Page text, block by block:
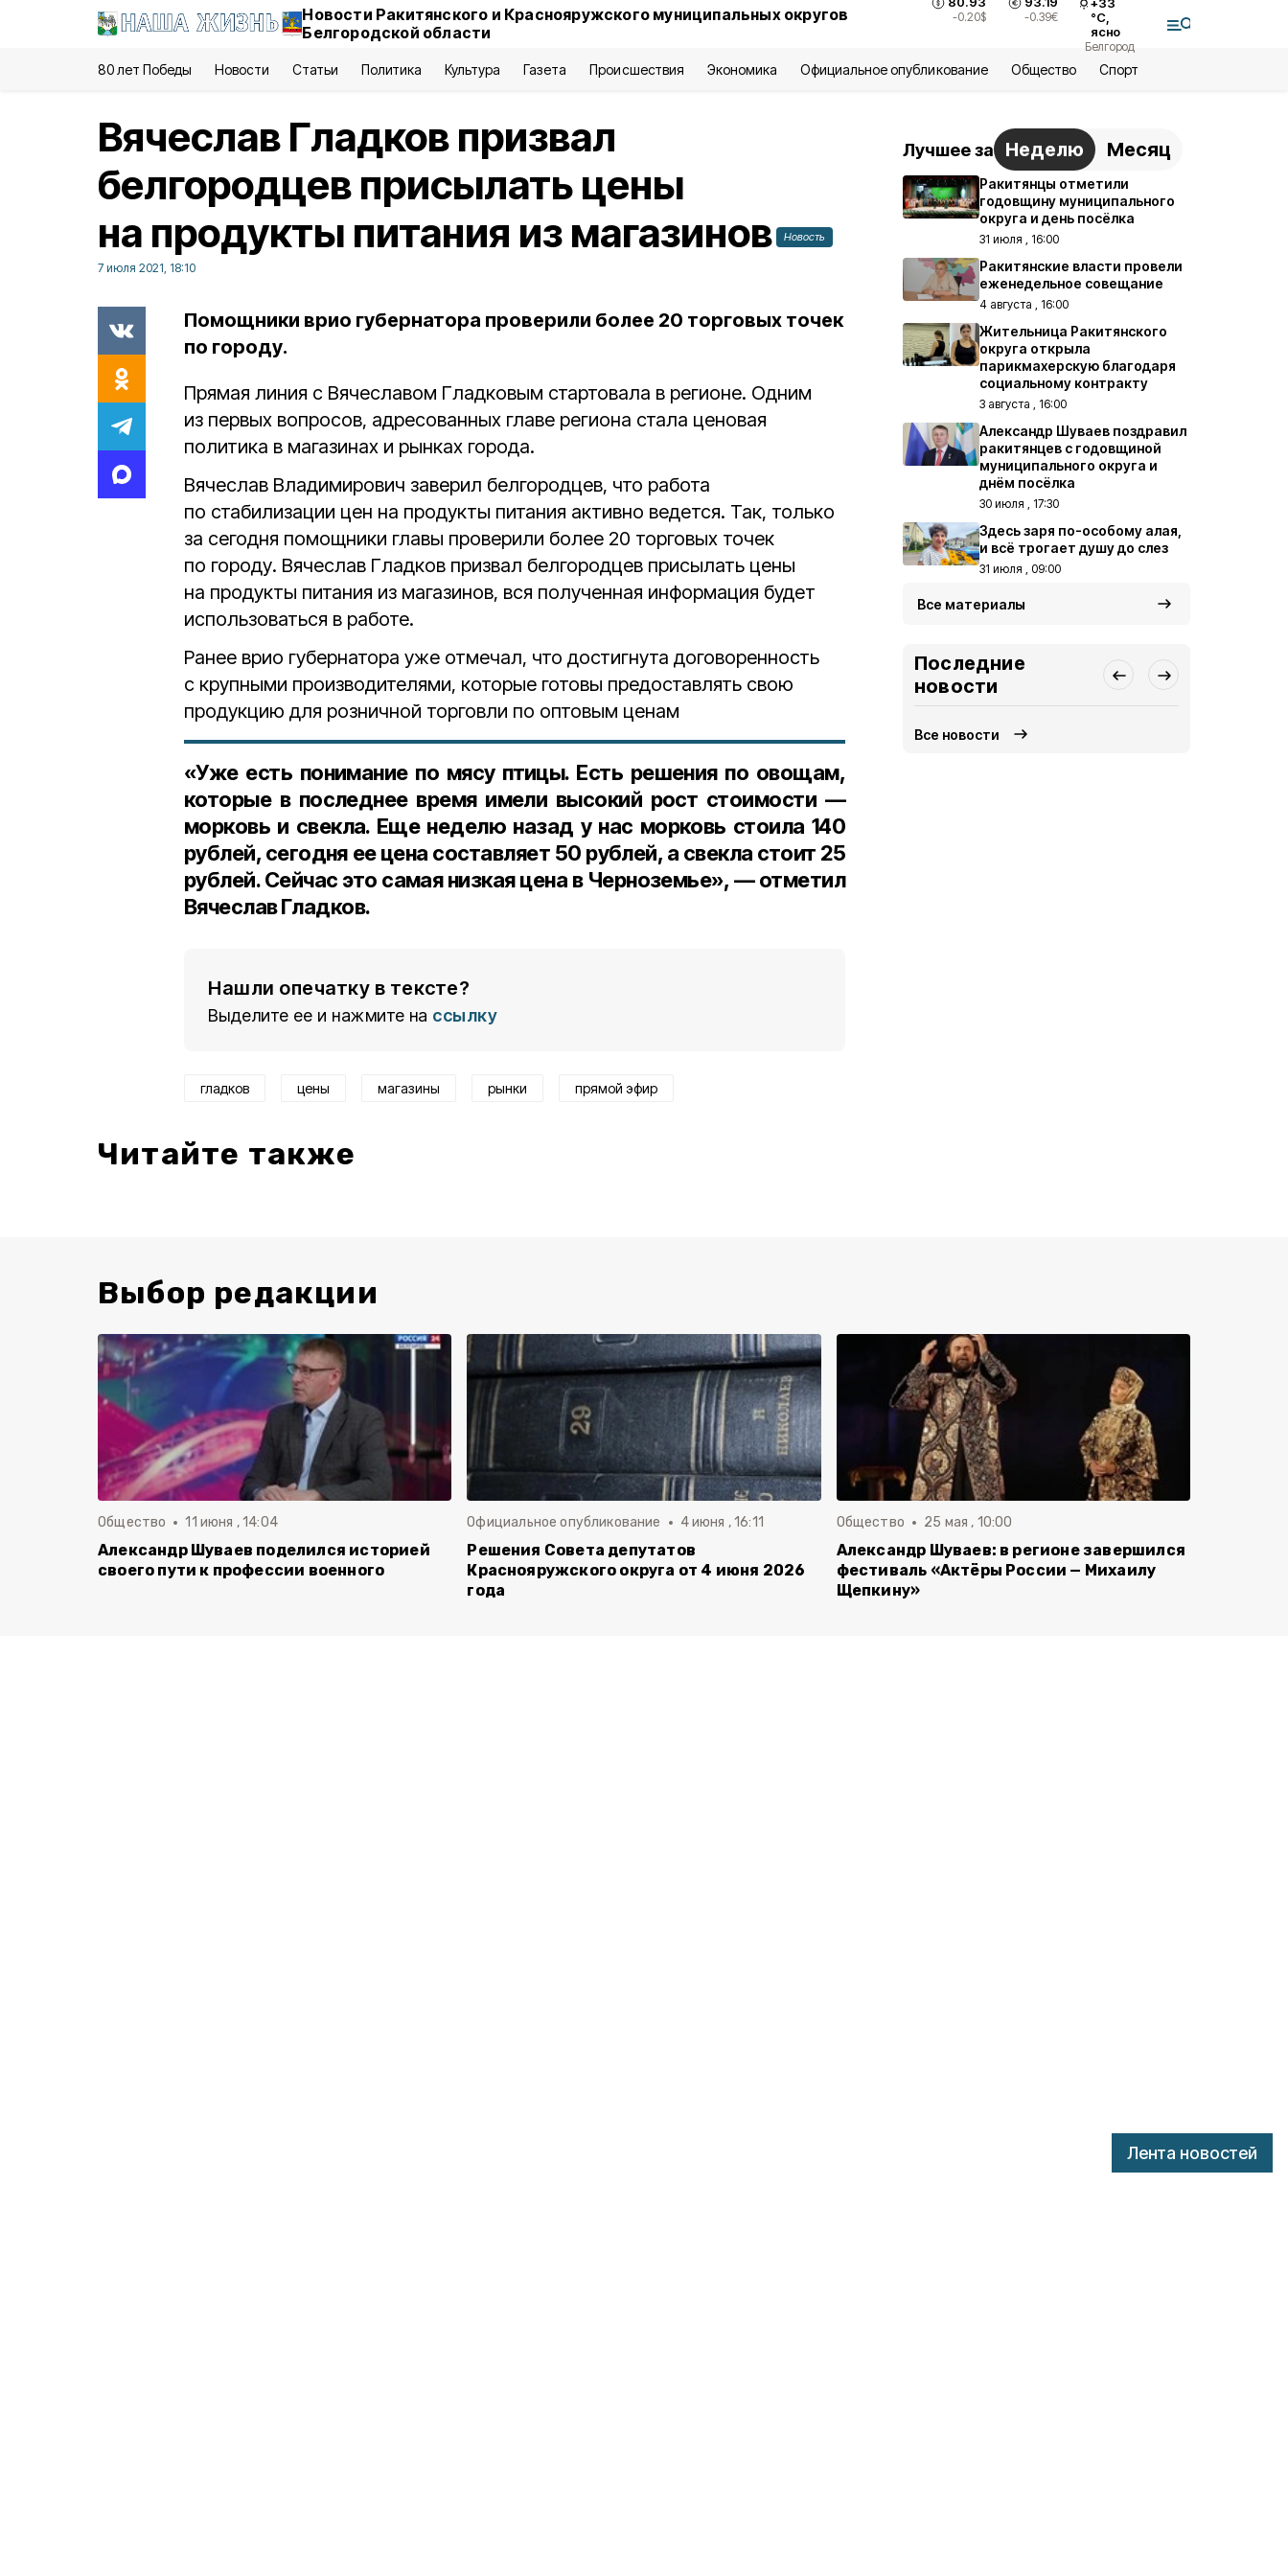
Новости Ракитянского и Краснояружского муниципальных округов
Белгородской области
-0.20$ -0.39€
°С,
ясно
Белгород
80 лет Победы Новости Статьи Политика Культура Газета Происшествия Экономика Официальное опубликование Общество Спорт
Лента новостей
Вячеслав Гладков призвал
белгородцев присылать цены
на продукты питания из магазинов
Новость
7 июля 2021, 18:10
Помощники врио губернатора проверили более 20 торговых точек
по городу.
Прямая линия с Вячеславом Гладковым стартовала в регионе. Одним
из первых вопросов, адресованных главе региона стала ценовая
политика в магазинах и рынках города.
Вячеслав Владимирович заверил белгородцев, что работа
по стабилизации цен на продукты питания активно ведется. Так, только
за сегодня помощники главы проверили более 20 торговых точек
по городу. Вячеслав Гладков призвал белгородцев присылать цены
на продукты питания из магазинов, вся полученная информация будет
использоваться в работе.
Ранее врио губернатора уже отмечал, что достигнута договоренность
с крупными производителями, которые готовы предоставлять свою
продукцию для розничной торговли по оптовым ценам
«Уже есть понимание по мясу птицы. Есть решения по овощам,
которые в последнее время имели высокий рост стоимости —
морковь и свекла. Еще неделю назад у нас морковь стоила 140
рублей, сегодня ее цена составляет 50 рублей, а свекла стоит 25
рублей. Сейчас это самая низкая цена в Черноземье», — отметил
Вячеслав Гладков.
Нашли опечатку в тексте?
Выделите ее и нажмите на ссылку
гладков цены магазины рынки прямой эфир
Читайте также
Лучшее за Неделю Месяц
Ракитянцы отметили
годовщину муниципального
округа и день посёлка
31 июля , 16:00
Ракитянские власти провели
еженедельное совещание
4 августа , 16:00
Жительница Ракитянского
округа открыла
парикмахерскую благодаря
социальному контракту
3 августа , 16:00
Александр Шуваев поздравил
ракитянцев с годовщиной
муниципального округа и
днём посёлка
30 июля , 17:30
Здесь заря по-особому алая,
и всё трогает душу до слез
31 июля , 09:00
Все материалы
Последние
новости
Все новости
Выбор редакции
Общество 11 июня , 14:04
Александр Шуваев поделился историей
своего пути к профессии военного
Официальное опубликование 4 июня , 16:11
Решения Совета депутатов
Краснояружского округа от 4 июня 2026
года
Общество 25 мая , 10:00
Александр Шуваев: в регионе завершился
фестиваль «Актёры России — Михаилу
Щепкину»